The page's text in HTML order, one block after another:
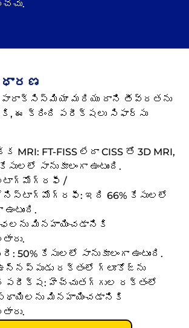
మరియు దాని తీవ్రతను
ఈ క్రింది పరీక్షలు సిఫార్సు
MRI: FT-FISS లేదా CISS తో 3D MRI,
సానుకూలంగా ఉంటుంది.
/
ఇది 66% కేసులలో
మినహాయించడానికి
కేసులలో సానుకూలంగా ఉంటుంది.
రక్తంలో గ్లూకోజ్ను
పరీక్ష: హెచ్చుతగ్గుల రక్తంలో
మినహాయించడానికి